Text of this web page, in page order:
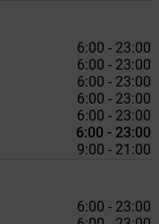
6:00 - 23:00
6:00 - 23:00
6:00 - 23:00
6:00 - 23:00
6:00 - 23:00
6:00 - 23:00
9:00 - 21:00
6:00 - 23:00